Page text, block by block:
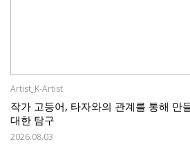
Artist_K-Artist
작가 고등어, 타자와의 관계를 통해 만
대한 탐구
2026.08.03